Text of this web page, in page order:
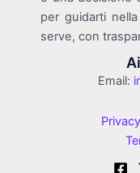
per guidarti
serve, con
Email: